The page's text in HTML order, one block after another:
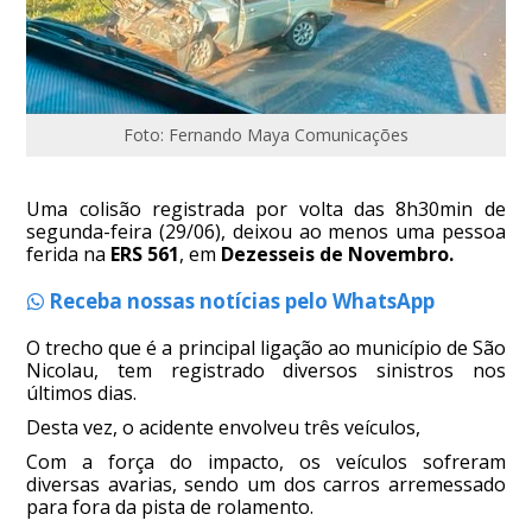
Foto: Fernando Maya Comunicações
Uma colisão registrada por volta das 8h30min de
segunda-feira (29/06), deixou ao menos uma pessoa
ferida na ERS 561, em Dezesseis de Novembro.
Receba nossas notícias pelo WhatsApp
O trecho que é a principal ligação ao município de São
Nicolau, tem registrado diversos sinistros nos
últimos dias.
Desta vez, o acidente envolveu três veículos,
Com a força do impacto, os veículos sofreram
diversas avarias, sendo um dos carros arremessado
para fora da pista de rolamento.